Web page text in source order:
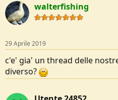
walterfishing
29 Aprile 2019
c'e' gia' un thread delle
diverso?